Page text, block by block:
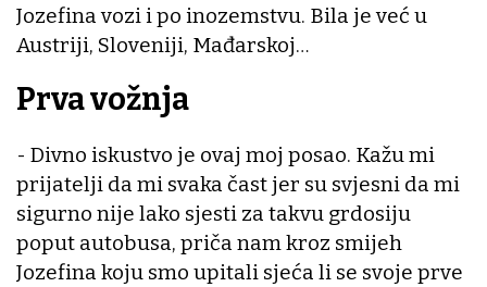
Jozefina vozi i po inozemstvu. Bila je već u
Austriji, Sloveniji, Mađarskoj…
Prva vožnja
- Divno iskustvo je ovaj moj posao. Kažu mi
prijatelji da mi svaka čast jer su svjesni da mi
sigurno nije lako sjesti za takvu grdosiju
poput autobusa, priča nam kroz smijeh
Jozefina koju smo upitali sjeća li se svoje prve